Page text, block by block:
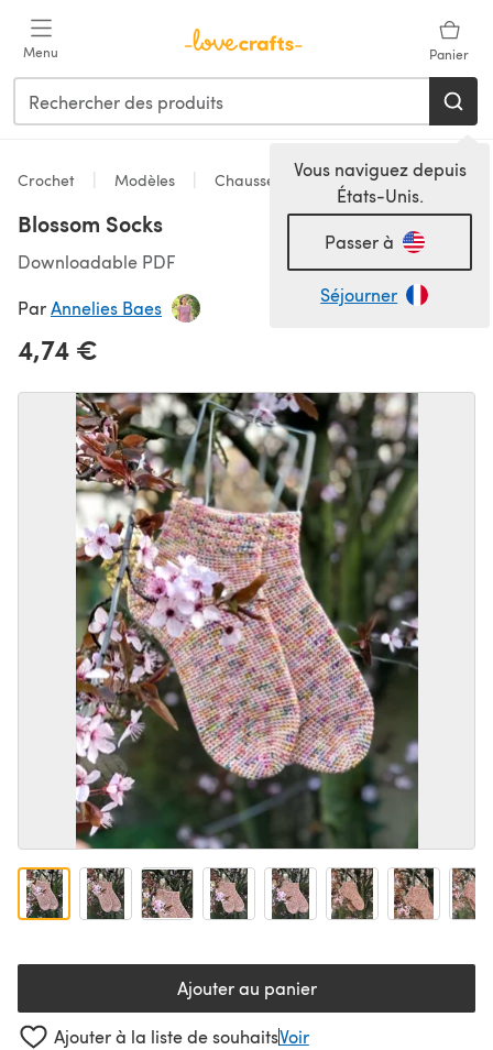
Menu Panier
Vous naviguez depuis
États-Unis.
Passer à
Séjourner
Crochet Modèles Chaussettes
Blossom Socks
Downloadable PDF
ParAnnelies Baes
4,74 €
Ajouter au panier
Ajouter à la liste de souhaitsVoir